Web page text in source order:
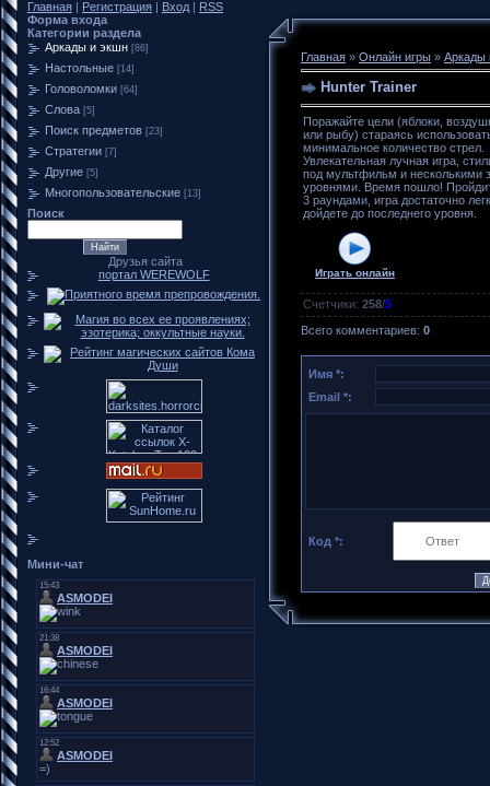
Главная | Регистрация | Вход | RSS
Форма входа
Категории раздела
Аркады и экшн [86]
Настольные [14]
Головоломки [64]
Слова [5]
Поиск предметов [23]
Стратегии [7]
Другие [5]
Многопользовательские [13]
Поиск
Друзья сайта
портал WEREWOLF
Мини-чат
Главная » Онлайн игры » Аркады
Hunter Trainer
Поражайте цели (яблоки,
или рыбу) стараясь
минимальное количество стрел.
Увлекательная лучная игра,
под мультфильм и несколькими
уровнями. Время пошло!
3 раундами, игра достаточно
дойдете до последнего уровня.
Играть онлайн
Счетчики: 258/5
Всего комментариев: 0
Имя *:
Email *:
Код *: